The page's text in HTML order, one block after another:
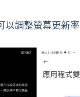
以調整螢幕更新率